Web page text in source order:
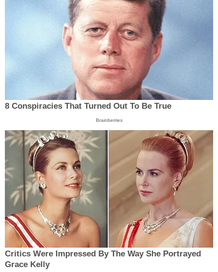
8 Conspiracies That Turned Out To Be True
Brainberries
Critics Were Impressed By The Way She Portrayed
Grace Kelly